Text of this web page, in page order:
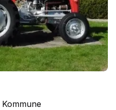
Kommune